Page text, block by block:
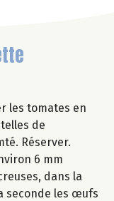
les tomates en
de
Réserver.
6 mm
dans la
seconde les œufs